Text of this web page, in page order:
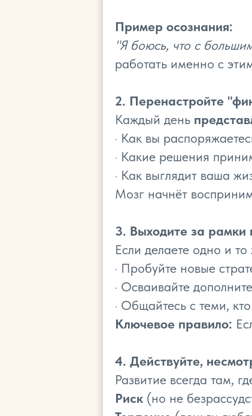
Пример осознания:
"Я боюсь, что с
работать именно с
2. Перенастройте
Каждый день
· Как вы
· Какие решения
· Как выглядит ваша
Мозг начнёт
3. Выходите за рамки
Если делаете одно и
· Пробуйте новые
· Осваивайте
· Общайтесь с теми,
Ключевое правило:
4. Действуйте,
Развитие всегда там,
Риск (но не